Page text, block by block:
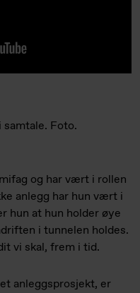
og har vært i rollen
anlegg har hun vært i
hun at hun holder øye
i tunnelen holdes.
vi skal, frem i tid.
anleggsprosjekt, er